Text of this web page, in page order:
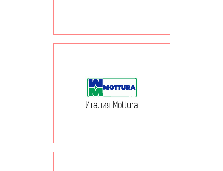
Италия Mottura